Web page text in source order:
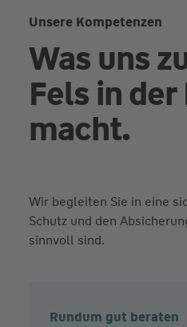
Unsere Kompetenzen
Was uns
Fels in
macht.
Wir begleiten Sie in eine
Schutz und den
sinnvoll sind.
Rundum gut beraten